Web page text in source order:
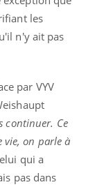
les
n'y ait pas
par VYV
continuer. Ce
vie, on parle à
qui a
pas dans